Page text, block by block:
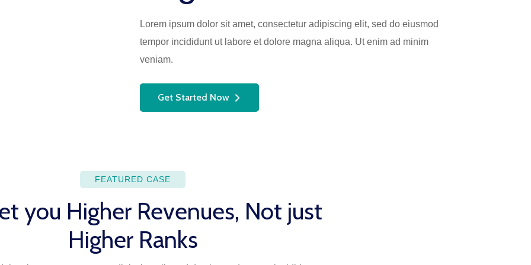
Lorem ipsum dolor sit amet, consectetur adipiscing elit, sed do eiusmod
tempor incididunt ut labore et dolore magna aliqua. Ut enim ad minim
veniam.
Get Started Now
FEATURED CASE
you Higher Revenues, Not just
Higher Ranks